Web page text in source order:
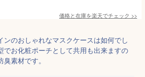
価格と在庫を楽天でチェック >>
ンのおしゃれなマスクケースは如何でし
でお化粧ポーチとして共用も出来ますの
素材です。